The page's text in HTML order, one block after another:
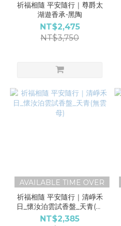
祈福相隨 平安隨行｜尊爵太
湖遊香承-黑陶
NT$2,475
NT$3,750
AVAILABLE TIME OVER
祈福相隨 平安隨行｜清崢禾
日_懷汝泊雲試香盤_天青(無
雲母)
NT$2,385